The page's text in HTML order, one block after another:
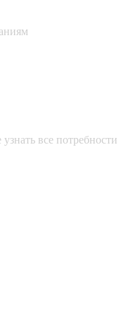
все потребности